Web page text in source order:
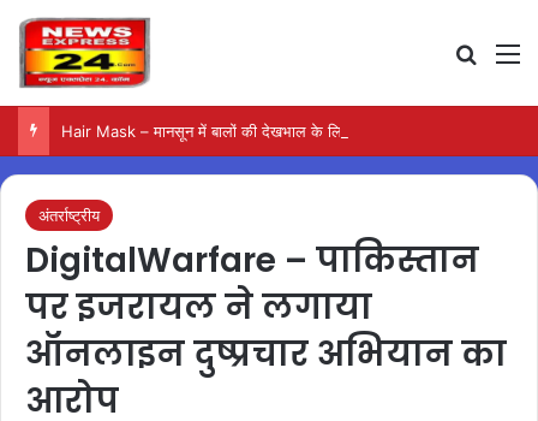
Hair Mask – मानसून में बालों की देखभाल के लिए आजमाएं अंडे का मास्क
अंतर्राष्ट्रीय
DigitalWarfare – पाकिस्तान
पर इजरायल ने लगाया
ऑनलाइन दुष्प्रचार अभियान का
आरोप